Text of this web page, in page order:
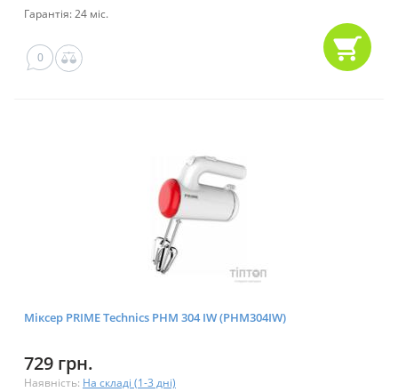
Гарантія: 24 міс.
0
Міксер PRIME Technics PHM 304 IW (PHM304IW)
729 грн.
Наявність: На складі (1-3 дні)